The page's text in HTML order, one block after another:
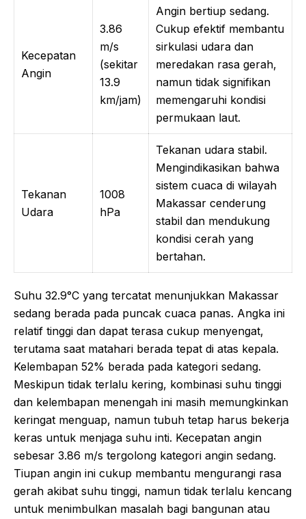
Kecepatan
Angin
3.86
m/s
(sekitar
13.9
km/jam)
Angin bertiup sedang.
Cukup efektif membantu
sirkulasi udara dan
meredakan rasa gerah,
namun tidak signifikan
memengaruhi kondisi
permukaan laut.
Tekanan
Udara
1008
hPa
Tekanan udara stabil.
Mengindikasikan bahwa
sistem cuaca di wilayah
Makassar cenderung
stabil dan mendukung
kondisi cerah yang
bertahan.
Suhu 32.9°C yang tercatat menunjukkan Makassar
sedang berada pada puncak cuaca panas. Angka ini
relatif tinggi dan dapat terasa cukup menyengat,
terutama saat matahari berada tepat di atas kepala.
Kelembapan 52% berada pada kategori sedang.
Meskipun tidak terlalu kering, kombinasi suhu tinggi
dan kelembapan menengah ini masih memungkinkan
keringat menguap, namun tubuh tetap harus bekerja
keras untuk menjaga suhu inti. Kecepatan angin
sebesar 3.86 m/s tergolong kategori angin sedang.
Tiupan angin ini cukup membantu mengurangi rasa
gerah akibat suhu tinggi, namun tidak terlalu kencang
untuk menimbulkan masalah bagi bangunan atau